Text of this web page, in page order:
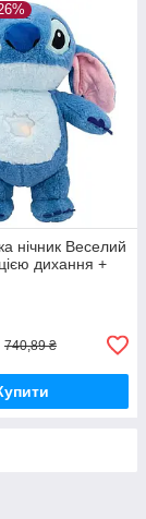
нічник Веселий
дихання +
740,89 ₴